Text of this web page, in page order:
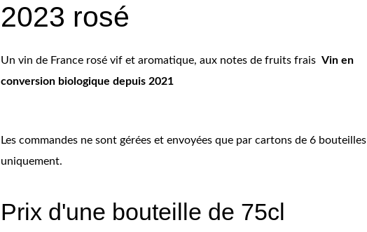
2023 rosé
Un vin de France rosé vif et aromatique, aux notes de fruits frais Vin en
conversion biologique depuis 2021
Les commandes ne sont gérées et envoyées que par cartons de 6 bouteilles
uniquement.
Prix d'une bouteille de 75cl